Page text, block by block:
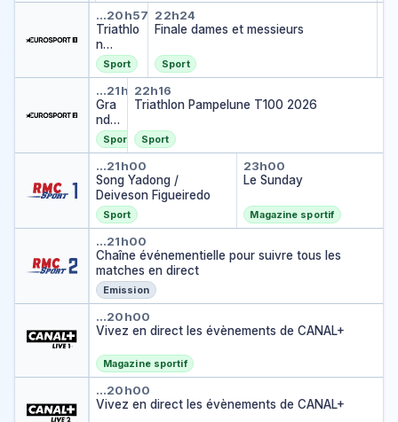
Triathlon Pampelune T100
…20h57
Triathlo
n
Pampel
une
T100
2026
Sport
Finale dames et
22h24
Finale dames et messieurs
Sport
Grand Prix d'Allemagne.
…21h31
Gra
nd
Prix
d'All
ema
gne.
MX
GP.
2e
cou
rse
Sport
Triathlon Pampelune
22h16
Triathlon Pampelune T100 2026
Sport
Song Yadong / Deiveson
…21h00
Song Yadong /
Deiveson Figueiredo
Sport
Le Sunday
23h00
Le Sunday
Magazine sportif
Chaîne événementielle pour
…21h00
Chaîne événementielle pour suivre tous les
matches en direct
Emission
Vivez en direct les
…20h00
Vivez en direct les évènements de CANAL+
Magazine sportif
Vivez en direct les
…20h00
Vivez en direct les évènements de CANAL+